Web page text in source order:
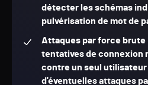
détecter les schémas
pulvérisation de mot de
Attaques par force brute
tentatives de connexion
contre un seul
d'éventuelles attaques